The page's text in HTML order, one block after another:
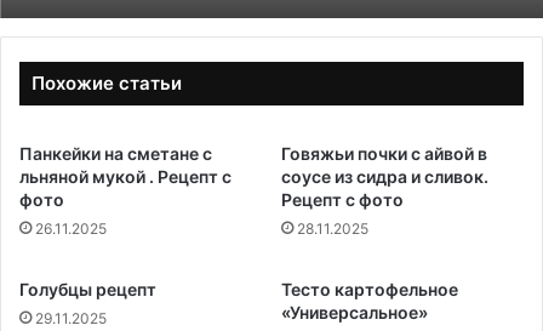
Похожие статьи
Панкейки на сметане с
льняной мукой . Рецепт с
фото
26.11.2025
Говяжьи почки с айвой в
соусе из сидра и сливок.
Рецепт с фото
28.11.2025
Голубцы рецепт
29.11.2025
Тесто картофельное
«Универсальное»